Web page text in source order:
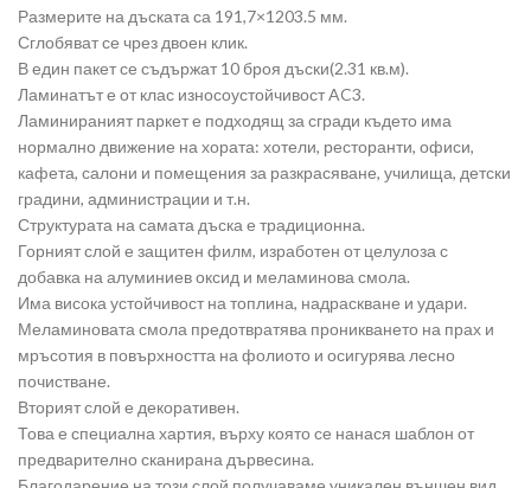
Размерите на дъската са 191,7×1203.5 мм.
Сглобяват се чрез двоен клик.
В един пакет се съдържат 10 броя дъски(2.31 кв.м).
Ламинатът е от клас износоустойчивост AC3.
Ламинираният паркет е подходящ за сгради където има
нормално движение на хората: хотели, ресторанти, офиси,
кафета, салони и помещения за разкрасяване, училища, детски
градини, администрации и т.н.
Структурата на самата дъска е традиционна.
Горният слой е защитен филм, изработен от целулоза с
добавка на алуминиев оксид и меламинова смола.
Има висока устойчивост на топлина, надраскване и удари.
Меламиновата смола предотвратява проникването на прах и
мръсотия в повърхността на фолиото и осигурява лесно
почистване.
Вторият слой е декоративен.
Това е специална хартия, върху която се нанася шаблон от
предварително сканирана дървесина.